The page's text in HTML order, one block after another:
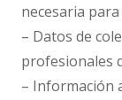
necesaria
– Datos de
profesionales
– Información